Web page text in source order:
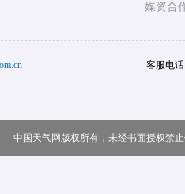
媒资合
客服电
中国天气网版权所有，未经书面授权